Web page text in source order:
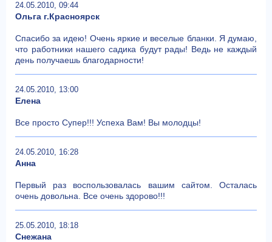
24.05.2010, 09:44
Ольга г.Красноярск
Спасибо за идею! Очень яркие и веселые бланки. Я думаю,
что работники нашего садика будут рады! Ведь не каждый
день получаешь благодарности!
24.05.2010, 13:00
Елена
Все просто Супер!!! Успеха Вам! Вы молодцы!
24.05.2010, 16:28
Анна
Первый раз воспользовалась вашим сайтом. Осталась
очень довольна. Все очень здорово!!!
25.05.2010, 18:18
Снежана